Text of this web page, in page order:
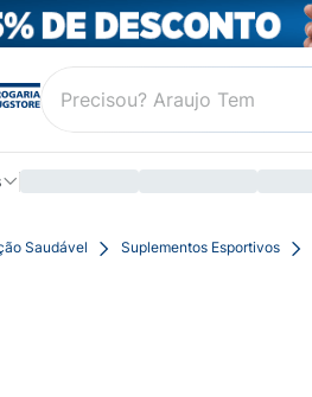
Saudável Suplementos Esportivos